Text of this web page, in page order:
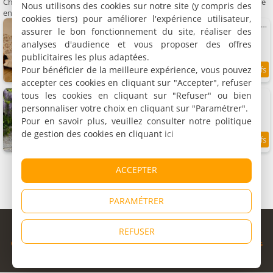
en Périgord
Chambres d'hôtes Les suites du Tacot Brantôme
3 chambres (total 8 personnes)
0.3 km 9.5 /10
Chambres d'hôtes Villa Medicis
3 chambres (total 7 personnes)
© Copyright 1998 - 2026
Cybevasion|Mentions légales|Confidentialité|CGU|Informations
Nous utilisons des cookies sur notre site (y compris des
cookies tiers) pour améliorer l'expérience utilisateur,
assurer le bon fonctionnement du site, réaliser des
analyses d'audience et vous proposer des offres
publicitaires les plus adaptées.
Pour bénéficier de la meilleure expérience, vous pouvez
accepter ces cookies en cliquant sur "Accepter", refuser
tous les cookies en cliquant sur "Refuser" ou bien
personnaliser votre choix en cliquant sur "Paramétrer".
Pour en savoir plus, veuillez consulter notre politique
de gestion des cookies en cliquant ici
ACCEPTER
PARAMÉTRER
REFUSER